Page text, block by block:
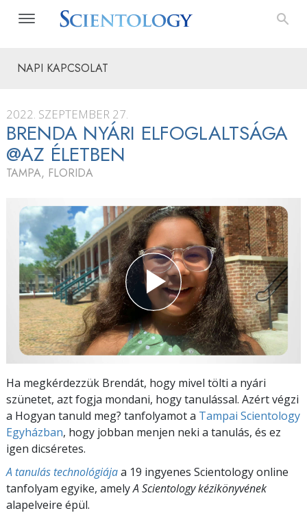
NAPI KAPCSOLAT
2022. SZEPTEMBER 27.
BRENDA NYÁRI ELFOGLALTSÁGA
@AZ ÉLETBEN
TAMPA, FLORIDA
Ha megkérdezzük Brendát, hogy mivel tölti a nyári
szünetet, azt fogja mondani, hogy tanulással. Azért végzi
a Hogyan tanuld meg? tanfolyamot a Tampai Scientology
Egyházban, hogy jobban menjen neki a tanulás, és ez
igen dicséretes.
A tanulás technológiájaa 19 ingyenes Scientology online
tanfolyam egyike, amelyA Scientology kézikönyvének
alapelveire épül.